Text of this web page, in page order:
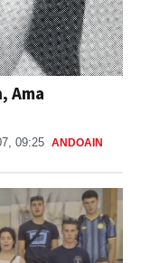
Ama
09:25 ANDOAIN